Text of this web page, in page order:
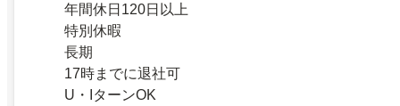
年間休日120日以上
特別休暇
長期
17時までに退社可
U・IターンOK